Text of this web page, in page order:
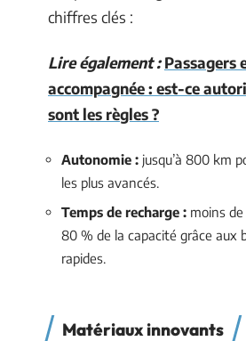
chiffres clés :
Lire également : Passagers
accompagnée : est-ce
sont les règles ?
Autonomie : jusqu’à 800 km
les plus avancés.
Temps de recharge : moins
80 % de la capacité grâce aux
rapides.
Matériaux innovants